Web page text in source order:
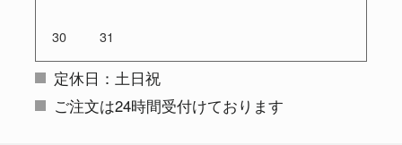
30 31
定休日：土日祝
ご注文は24時間受付けております